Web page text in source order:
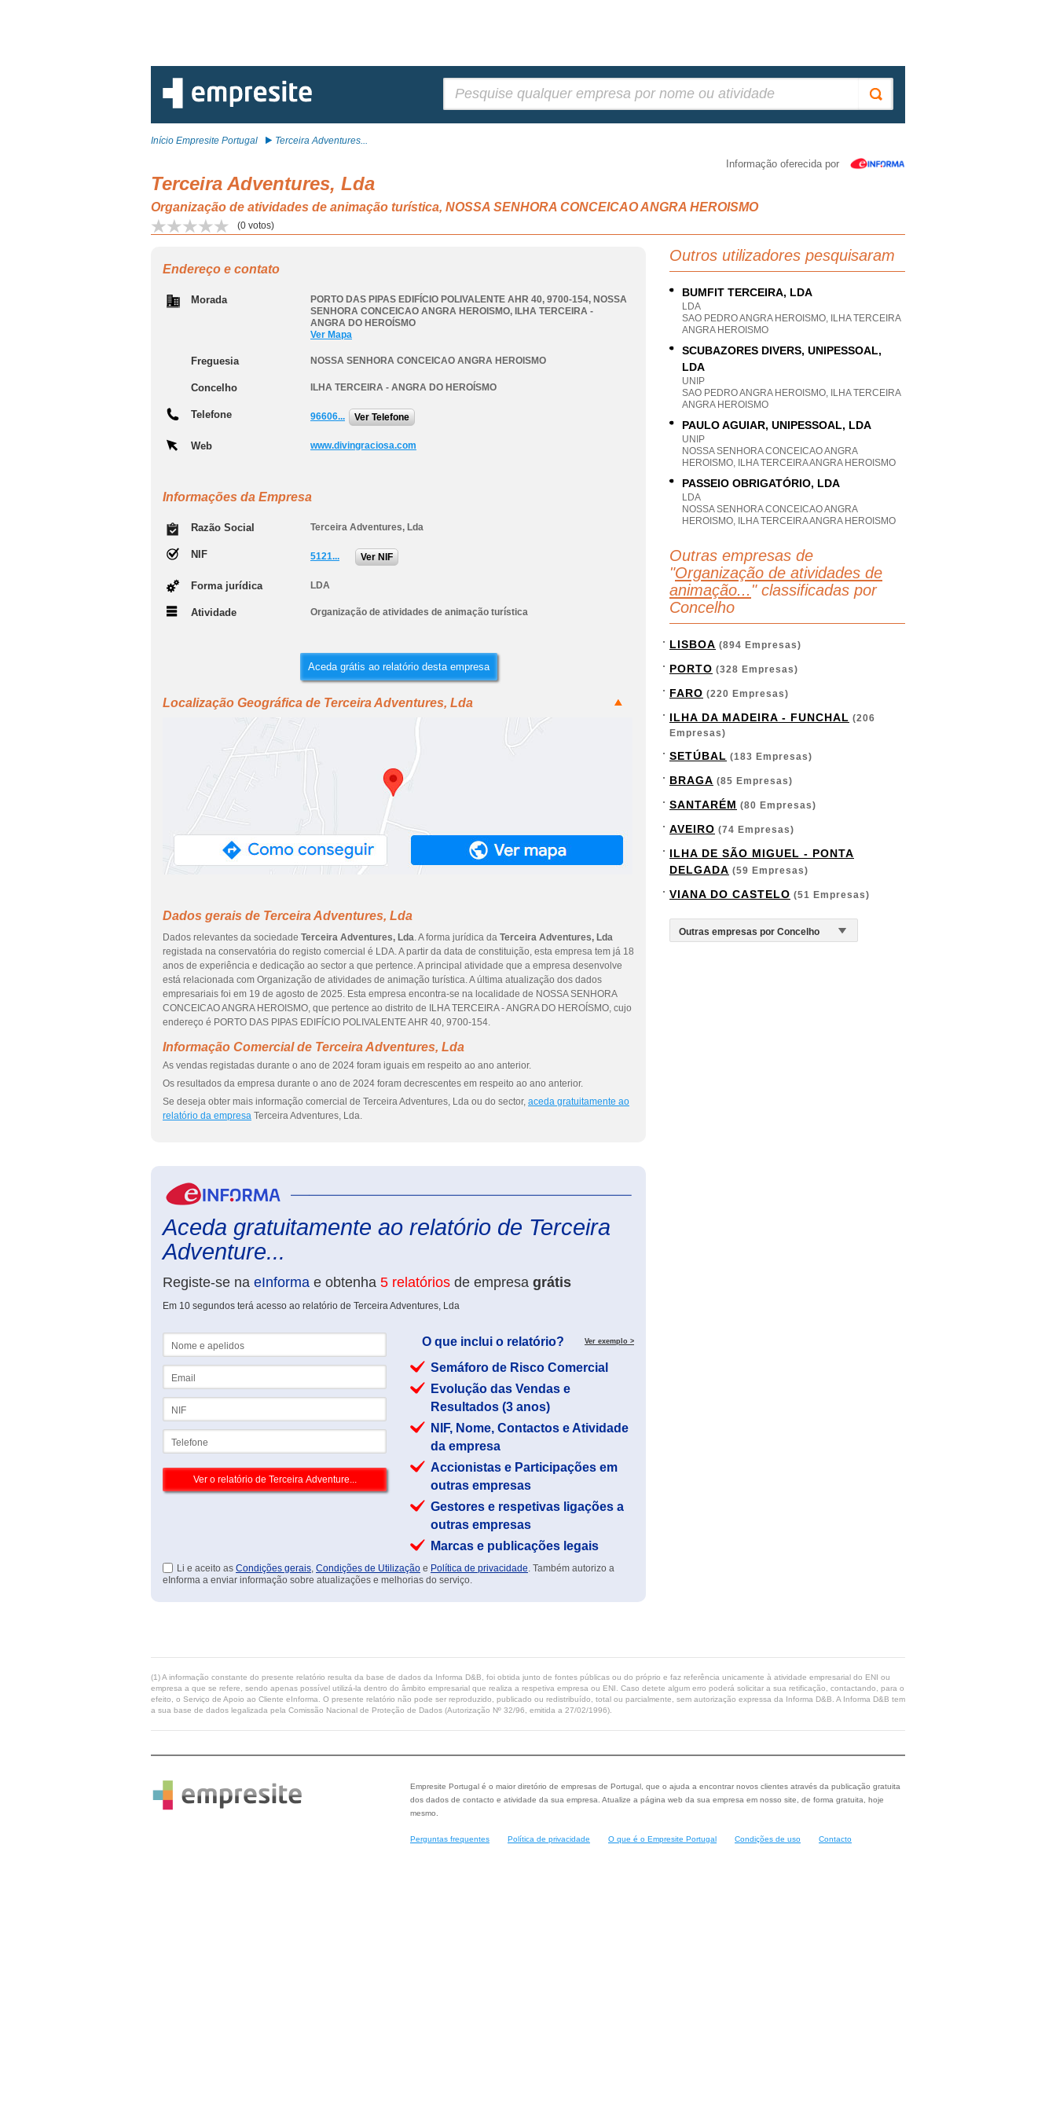
Início Empresite Portugal Terceira Adventures...
Informação oferecida por
Terceira Adventures, Lda
Organização de atividades de animação turística, NOSSA SENHORA CONCEICAO ANGRA HEROISMO
(0 votos)
Endereço e contato
Morada PORTO DAS PIPAS EDIFÍCIO POLIVALENTE AHR 40, 9700-154, NOSSA
SENHORA CONCEICAO ANGRA HEROISMO, ILHA TERCEIRA -
ANGRA DO HEROÍSMO
Ver Mapa
Freguesia NOSSA SENHORA CONCEICAO ANGRA HEROISMO
Concelho ILHA TERCEIRA - ANGRA DO HEROÍSMO
Telefone 96606... Ver Telefone
Web www.divingraciosa.com
Informações da Empresa
Razão Social Terceira Adventures, Lda
NIF 5121... Ver NIF
Forma jurídica LDA
Atividade Organização de atividades de animação turística
Aceda grátis ao relatório desta empresa
Localização Geográfica de Terceira Adventures, Lda
Dados gerais de Terceira Adventures, Lda
Dados relevantes da sociedade Terceira Adventures, Lda. A forma jurídica da Terceira Adventures, Lda
registada na conservatória do registo comercial é LDA. A partir da data de constituição, esta empresa tem já 18
anos de experiência e dedicação ao sector a que pertence. A principal atividade que a empresa desenvolve
está relacionada com Organização de atividades de animação turística. A última atualização dos dados
empresariais foi em 19 de agosto de 2025. Esta empresa encontra-se na localidade de NOSSA SENHORA
CONCEICAO ANGRA HEROISMO, que pertence ao distrito de ILHA TERCEIRA - ANGRA DO HEROÍSMO, cujo
endereço é PORTO DAS PIPAS EDIFÍCIO POLIVALENTE AHR 40, 9700-154.
Informação Comercial de Terceira Adventures, Lda
As vendas registadas durante o ano de 2024 foram iguais em respeito ao ano anterior.
Os resultados da empresa durante o ano de 2024 foram decrescentes em respeito ao ano anterior.
Se deseja obter mais informação comercial de Terceira Adventures, Lda ou do sector, aceda gratuitamente ao
relatório da empresa Terceira Adventures, Lda.
Aceda gratuitamente ao relatório de Terceira
Adventure...
Registe-se na eInforma e obtenha 5 relatórios de empresa grátis
Em 10 segundos terá acesso ao relatório de Terceira Adventures, Lda
O que inclui o relatório? Ver exemplo >
Semáforo de Risco Comercial
Evolução das Vendas e
Resultados (3 anos)
NIF, Nome, Contactos e Atividade
da empresa
Accionistas e Participações em
outras empresas
Gestores e respetivas ligações a
outras empresas
Marcas e publicações legais
Li e aceito as Condições gerais, Condições de Utilização e Política de privacidade. Também autorizo a
eInforma a enviar informação sobre atualizações e melhorias do serviço.
Outros utilizadores pesquisaram
BUMFIT TERCEIRA, LDA
LDA
SAO PEDRO ANGRA HEROISMO, ILHA TERCEIRA
ANGRA HEROISMO
SCUBAZORES DIVERS, UNIPESSOAL,
LDA
UNIP
SAO PEDRO ANGRA HEROISMO, ILHA TERCEIRA
ANGRA HEROISMO
PAULO AGUIAR, UNIPESSOAL, LDA
UNIP
NOSSA SENHORA CONCEICAO ANGRA
HEROISMO, ILHA TERCEIRA ANGRA HEROISMO
PASSEIO OBRIGATÓRIO, LDA
LDA
NOSSA SENHORA CONCEICAO ANGRA
HEROISMO, ILHA TERCEIRA ANGRA HEROISMO
Outras empresas de
"Organização de atividades de
animação... " classificadas por
Concelho
LISBOA (894 Empresas)
PORTO (328 Empresas)
FARO (220 Empresas)
ILHA DA MADEIRA - FUNCHAL (206
Empresas)
SETÚBAL (183 Empresas)
BRAGA (85 Empresas)
SANTARÉM (80 Empresas)
AVEIRO (74 Empresas)
ILHA DE SÃO MIGUEL - PONTA
DELGADA (59 Empresas)
VIANA DO CASTELO (51 Empresas)
(1) A informação constante do presente relatório resulta da base de dados da Informa D&B, foi obtida junto de fontes públicas ou do próprio e faz referência unicamente à atividade empresarial do ENI ou
empresa a que se refere, sendo apenas possível utilizá-la dentro do âmbito empresarial que realiza a respetiva empresa ou ENI. Caso detete algum erro poderá solicitar a sua retificação, contactando, para o
efeito, o Serviço de Apoio ao Cliente eInforma. O presente relatório não pode ser reproduzido, publicado ou redistribuído, total ou parcialmente, sem autorização expressa da Informa D&B. A Informa D&B tem
a sua base de dados legalizada pela Comissão Nacional de Proteção de Dados (Autorização Nº 32/96, emitida a 27/02/1996).
Empresite Portugal é o maior diretório de empresas de Portugal, que o ajuda a encontrar novos clientes através da publicação gratuita
dos dados de contacto e atividade da sua empresa. Atualize a página web da sua empresa em nosso site, de forma gratuita, hoje
mesmo.
Perguntas frequentes Política de privacidade O que é o Empresite Portugal Condições de uso Contacto